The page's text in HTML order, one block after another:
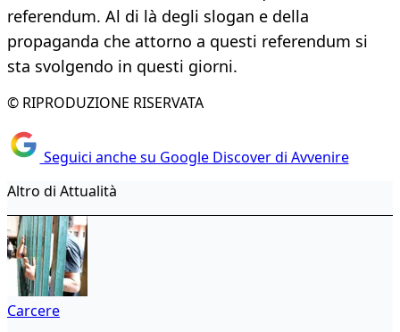
referendum. Al di là degli slogan e della
propaganda che attorno a questi referendum si
sta svolgendo in questi giorni.
© RIPRODUZIONE RISERVATA
Seguici anche su Google Discover di Avvenire
Altro di Attualità
Carcere